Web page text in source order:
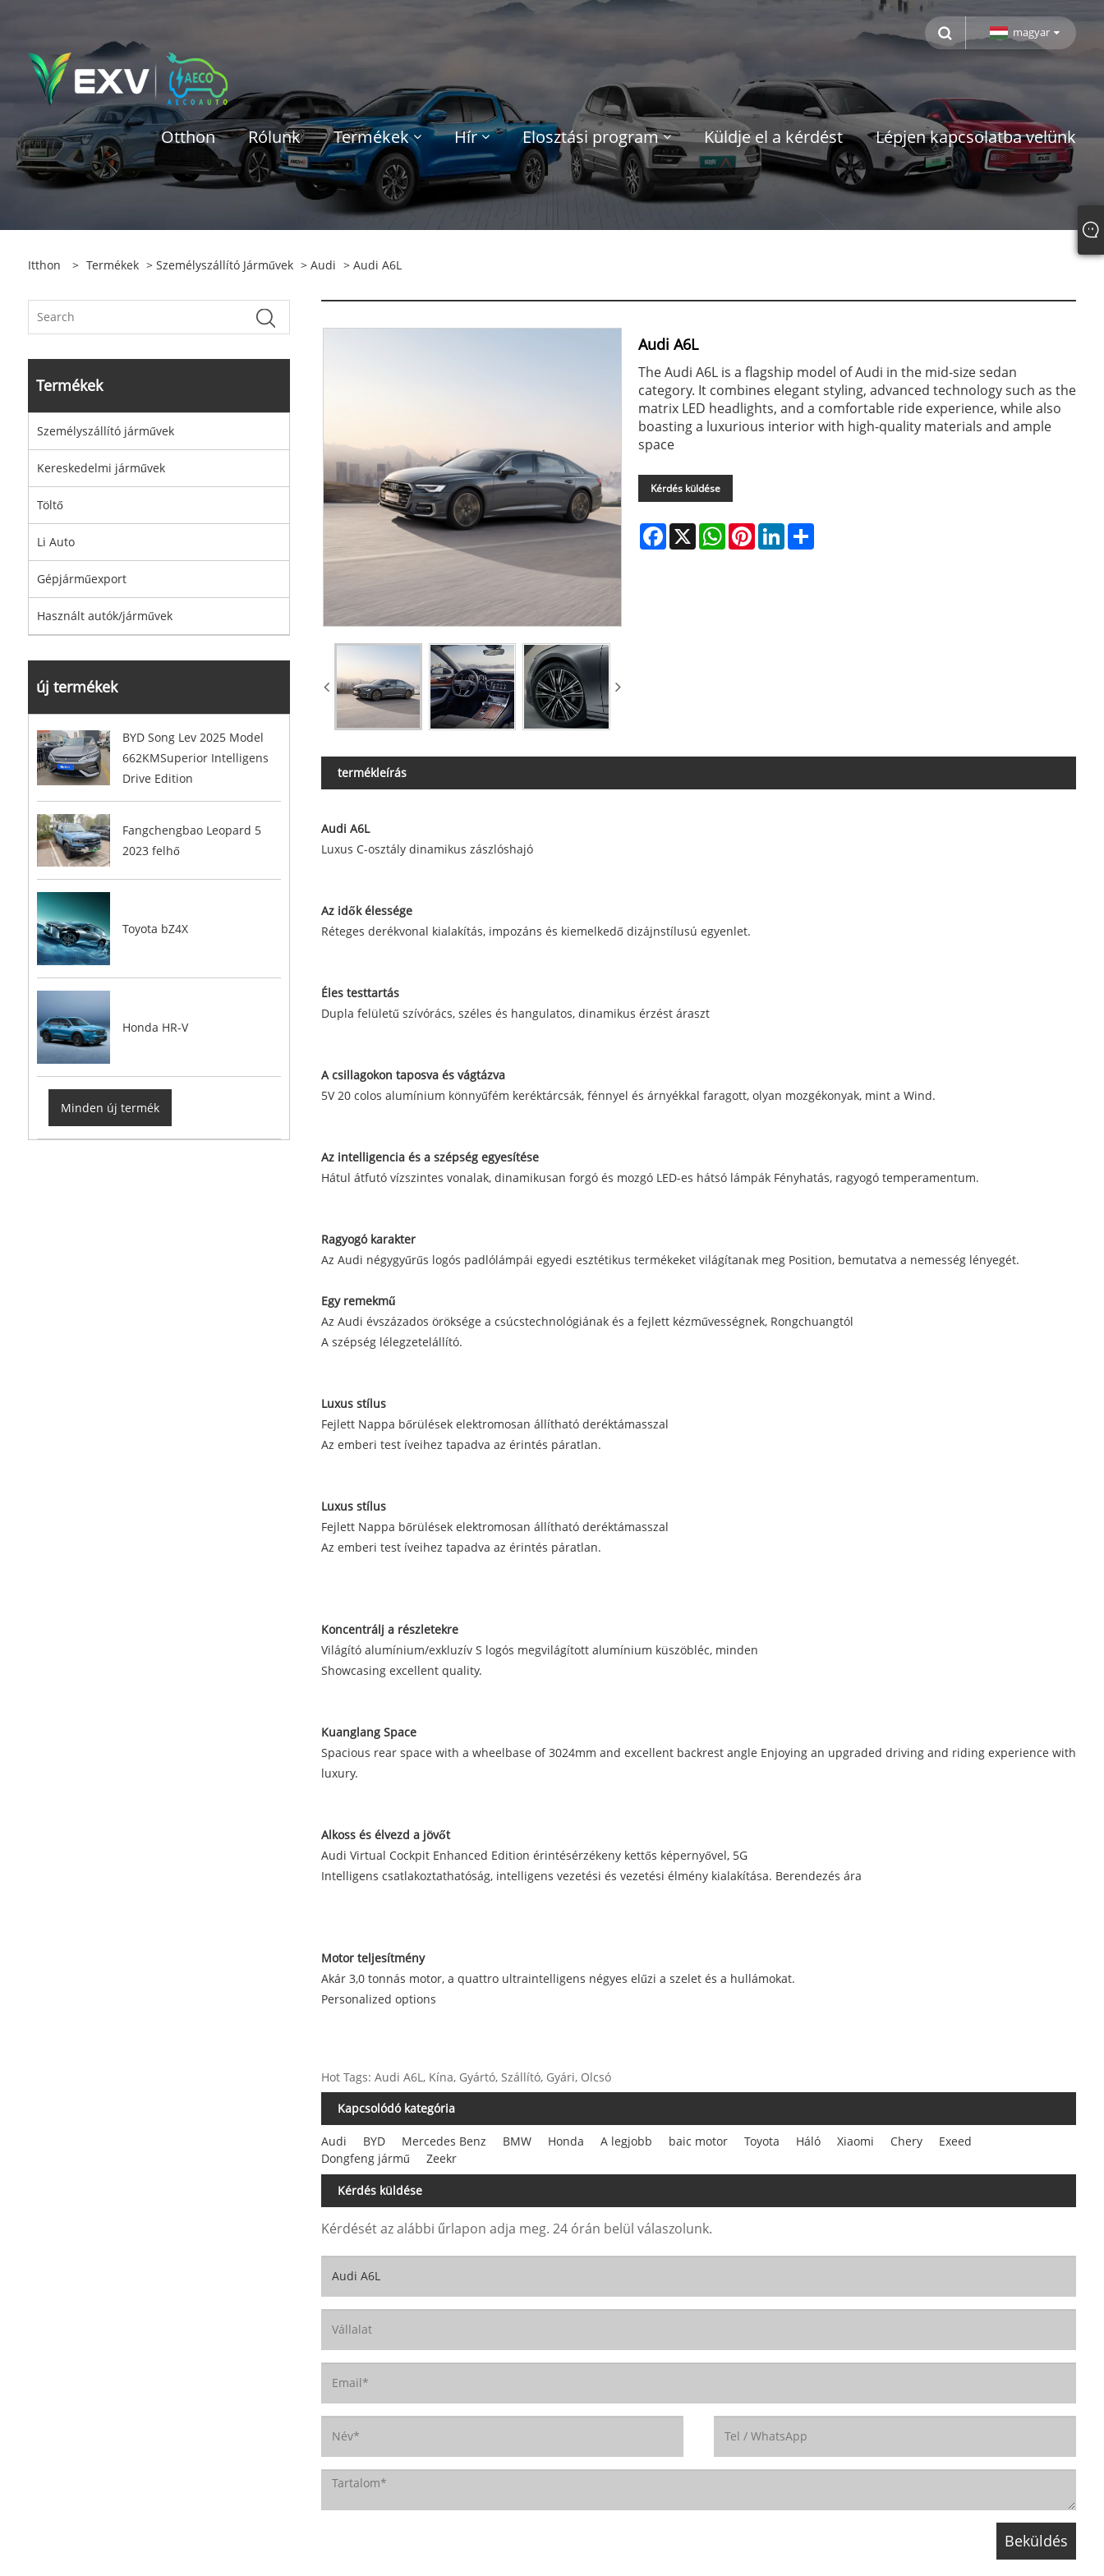
magyar
Otthon Rólunk Termékek Hír Elosztási program Küldje el a kérdést Lépjen kapcsolatba velünk
Itthon > Termékek > Személyszállító Járművek > Audi > Audi A6L
Termékek
Személyszállító járművek
Kereskedelmi járművek
Töltő
Li Auto
Gépjárműexport
Használt autók/járművek
új termékek
BYD Song Lev 2025 Model
662KMSuperior Intelligens
Drive Edition
Fangchengbao Leopard 5
2023 felhő
Toyota bZ4X
Honda HR-V
Minden új termék
Audi A6L
The Audi A6L is a flagship model of Audi in the mid-size sedan
category. It combines elegant styling, advanced technology such as the
matrix LED headlights, and a comfortable ride experience, while also
boasting a luxurious interior with high-quality materials and ample
space
Kérdés küldése
Facebook
X WhatsApp
PinterestLinkedIn
termékleírás
Audi A6L
Luxus C-osztály dinamikus zászlóshajó
Az idők élessége
Réteges derékvonal kialakítás, impozáns és kiemelkedő dizájnstílusú egyenlet.
Éles testtartás
Dupla felületű szívórács, széles és hangulatos, dinamikus érzést áraszt
A csillagokon taposva és vágtázva
5V 20 colos alumínium könnyűfém keréktárcsák, fénnyel és árnyékkal faragott, olyan mozgékonyak, mint a Wind.
Az intelligencia és a szépség egyesítése
Hátul átfutó vízszintes vonalak, dinamikusan forgó és mozgó LED-es hátsó lámpák Fényhatás, ragyogó temperamentum.
Ragyogó karakter
Az Audi négygyűrűs logós padlólámpái egyedi esztétikus termékeket világítanak meg Position, bemutatva a nemesség lényegét.
Egy remekmű
Az Audi évszázados öröksége a csúcstechnológiának és a fejlett kézművességnek, Rongchuangtól
A szépség lélegzetelállító.
Luxus stílus
Fejlett Nappa bőrülések elektromosan állítható deréktámasszal
Az emberi test íveihez tapadva az érintés páratlan.
Luxus stílus
Fejlett Nappa bőrülések elektromosan állítható deréktámasszal
Az emberi test íveihez tapadva az érintés páratlan.
Koncentrálj a részletekre
Világító alumínium/exkluzív S logós megvilágított alumínium küszöbléc, minden
Showcasing excellent quality.
Kuanglang Space
Spacious rear space with a wheelbase of 3024mm and excellent backrest angle Enjoying an upgraded driving and riding experience with
luxury.
Alkoss és élvezd a jövőt
Audi Virtual Cockpit Enhanced Edition érintésérzékeny kettős képernyővel, 5G
Intelligens csatlakoztathatóság, intelligens vezetési és vezetési élmény kialakítása. Berendezés ára
Motor teljesítmény
Akár 3,0 tonnás motor, a quattro ultraintelligens négyes elűzi a szelet és a hullámokat.
Personalized options
Hot Tags: Audi A6L, Kína, Gyártó, Szállító, Gyári, Olcsó
Kapcsolódó kategória
Audi BYD Mercedes Benz BMW Honda A legjobb baic motor Toyota Háló Xiaomi Chery
Exeed
Dongfeng jármű
Zeekr
Kérdés küldése
Kérdését az alábbi űrlapon adja meg. 24 órán belül válaszolunk.